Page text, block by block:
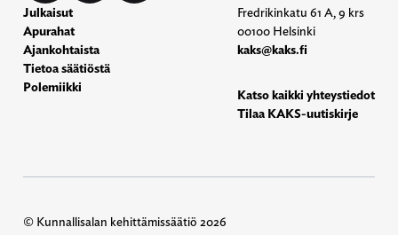
Julkaisut
Apurahat
Ajankohtaista
Tietoa säätiöstä
Polemiikki
Fredrikinkatu 61 A, 9 krs
00100 Helsinki
kaks@kaks.fi
Katso kaikki yhteystiedot
Tilaa KAKS-uutiskirje
© Kunnallisalan kehittämissäätiö 2026